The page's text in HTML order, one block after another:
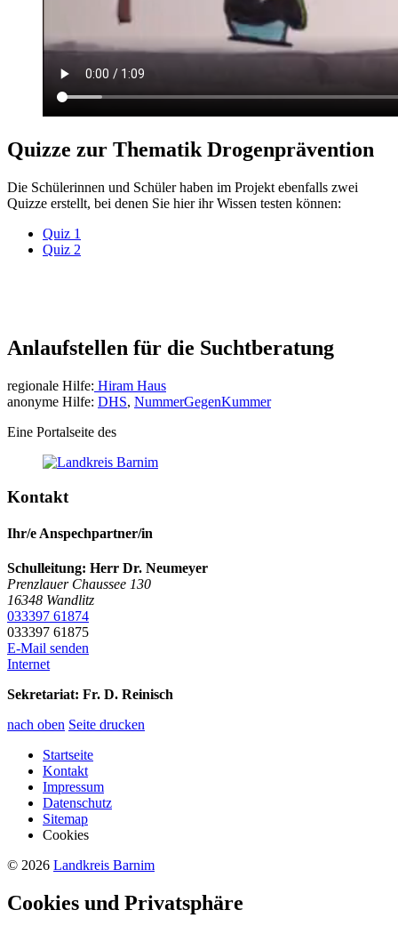
Quizze zur Thematik Drogenprävention
Die Schülerinnen und Schüler haben im Projekt ebenfalls zwei
Quizze erstellt, bei denen Sie hier ihr Wissen testen können:
Quiz 1
Quiz 2
Anlaufstellen für die Suchtberatung
regionale Hilfe: Hiram Haus
anonyme Hilfe: DHS, NummerGegenKummer
Eine Portalseite des
Kontakt
Ihr/e Anspechpartner/in
Schulleitung: Herr Dr. Neumeyer
Prenzlauer Chaussee 130
16348 Wandlitz
033397 61874
033397 61875
E-Mail senden
Internet
Sekretariat: Fr. D. Reinisch
nach oben Seite drucken
Startseite
Kontakt
Impressum
Datenschutz
Sitemap
Cookies
© 2026 Landkreis Barnim
Cookies und Privatsphäre